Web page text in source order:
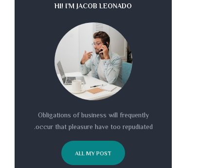
HI! I’M JACOB LEONADO
Obligations of business will frequently
occur that pleasure have too repudiated.
ALL MY POST